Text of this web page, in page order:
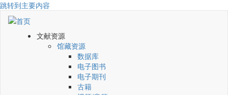
跳转到主要内容
文献资源
馆藏资源
数据库
电子图书
电子期刊
古籍